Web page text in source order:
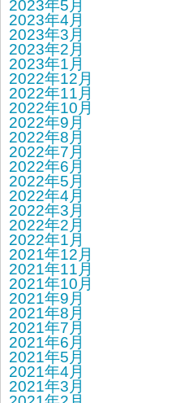
2023年5月
2023年4月
2023年3月
2023年2月
2023年1月
2022年12月
2022年11月
2022年10月
2022年9月
2022年8月
2022年7月
2022年6月
2022年5月
2022年4月
2022年3月
2022年2月
2022年1月
2021年12月
2021年11月
2021年10月
2021年9月
2021年8月
2021年7月
2021年6月
2021年5月
2021年4月
2021年3月